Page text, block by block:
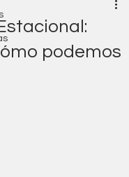
podemos